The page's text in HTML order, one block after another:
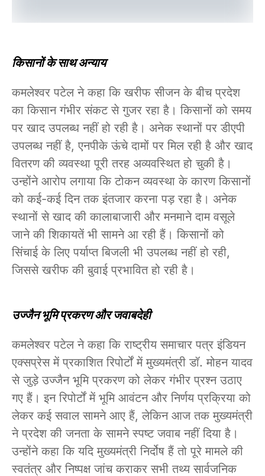
किसानों के साथ अन्याय
कमलेश्वर पटेल ने कहा कि खरीफ सीजन के बीच प्रदेश
का किसान गंभीर संकट से गुजर रहा है। किसानों को समय
पर खाद उपलब्ध नहीं हो रही है। अनेक स्थानों पर डीएपी
उपलब्ध नहीं है, एनपीके ऊंचे दामों पर मिल रही है और खाद
वितरण की व्यवस्था पूरी तरह अव्यवस्थित हो चुकी है।
उन्होंने आरोप लगाया कि टोकन व्यवस्था के कारण किसानों
को कई-कई दिन तक इंतजार करना पड़ रहा है। अनेक
स्थानों से खाद की कालाबाजारी और मनमाने दाम वसूले
जाने की शिकायतें भी सामने आ रही हैं। किसानों को
सिंचाई के लिए पर्याप्त बिजली भी उपलब्ध नहीं हो रही,
जिससे खरीफ की बुवाई प्रभावित हो रही है।
उज्जैन भूमि प्रकरण और जवाबदेही
कमलेश्वर पटेल ने कहा कि राष्ट्रीय समाचार पत्र इंडियन
एक्सप्रेस में प्रकाशित रिपोर्टों में मुख्यमंत्री डॉ. मोहन यादव
से जुड़े उज्जैन भूमि प्रकरण को लेकर गंभीर प्रश्न उठाए
गए हैं। इन रिपोर्टों में भूमि आवंटन और निर्णय प्रक्रिया को
लेकर कई सवाल सामने आए हैं, लेकिन आज तक मुख्यमंत्री
ने प्रदेश की जनता के सामने स्पष्ट जवाब नहीं दिया है।
उन्होंने कहा कि यदि मुख्यमंत्री निर्दोष हैं तो पूरे मामले की
स्वतंत्र और निष्पक्ष जांच कराकर सभी तथ्य सार्वजनिक